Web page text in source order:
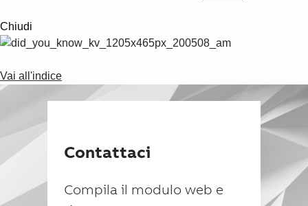
Chiudi
Vai all'indice
Contattaci
Compila il modulo web e